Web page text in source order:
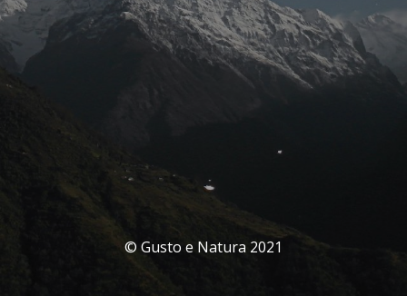
© Gusto e Natura 2021